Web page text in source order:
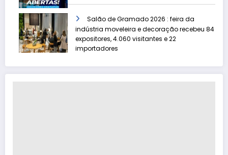
Salão de Gramado 2026 : feira da
indústria moveleira e decoração recebeu 84
expositores, 4.060 visitantes e 22
importadores